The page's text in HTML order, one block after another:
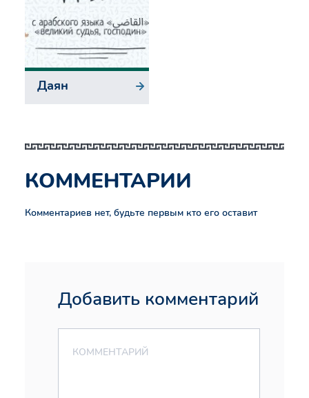
Даян
КОММЕНТАРИИ
Комментариев нет, будьте первым кто его оставит
Добавить комментарий